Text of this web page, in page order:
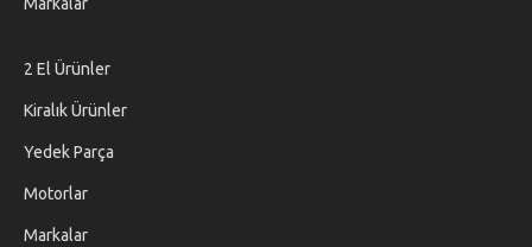
2 El Ürünler
Kiralık Ürünler
Yedek Parça
Motorlar
Markalar